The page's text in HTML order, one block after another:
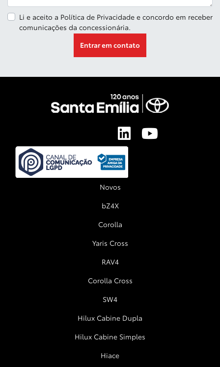
Li e aceito a Política de Privacidade e concordo em receber
comunicações da concessionária.
Entrar em contato
Novos
bZ4X
Corolla
Yaris Cross
RAV4
Corolla Cross
SW4
Hilux Cabine Dupla
Hilux Cabine Simples
Hiace